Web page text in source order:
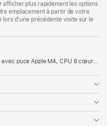
afficher plus rapidement les options
emplacement à partir de votre
lors d’une précédente visite sur le
M4, CPU 8 cœurs et GPU 8 cœurs - Bleu